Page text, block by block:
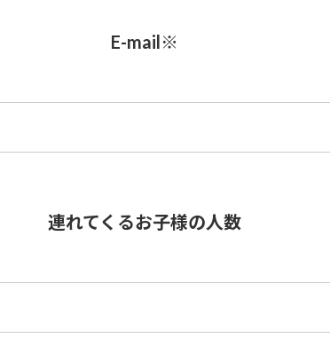
E-mail※
連れてくるお子様の人数